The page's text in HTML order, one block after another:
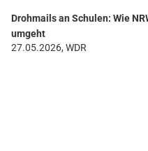
Drohmails an Schulen: Wie
umgeht
27.05.2026, WDR